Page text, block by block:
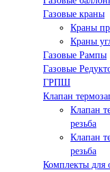
Газовые краны
Краны
Краны
Газовые Рампы
Газовые
ГРПШ
Клапан
Клапан
резьба
Клапан
резьба
Комплекты для